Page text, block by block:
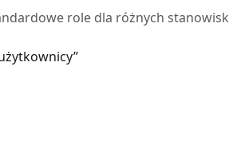
role dla różnych stanowisk